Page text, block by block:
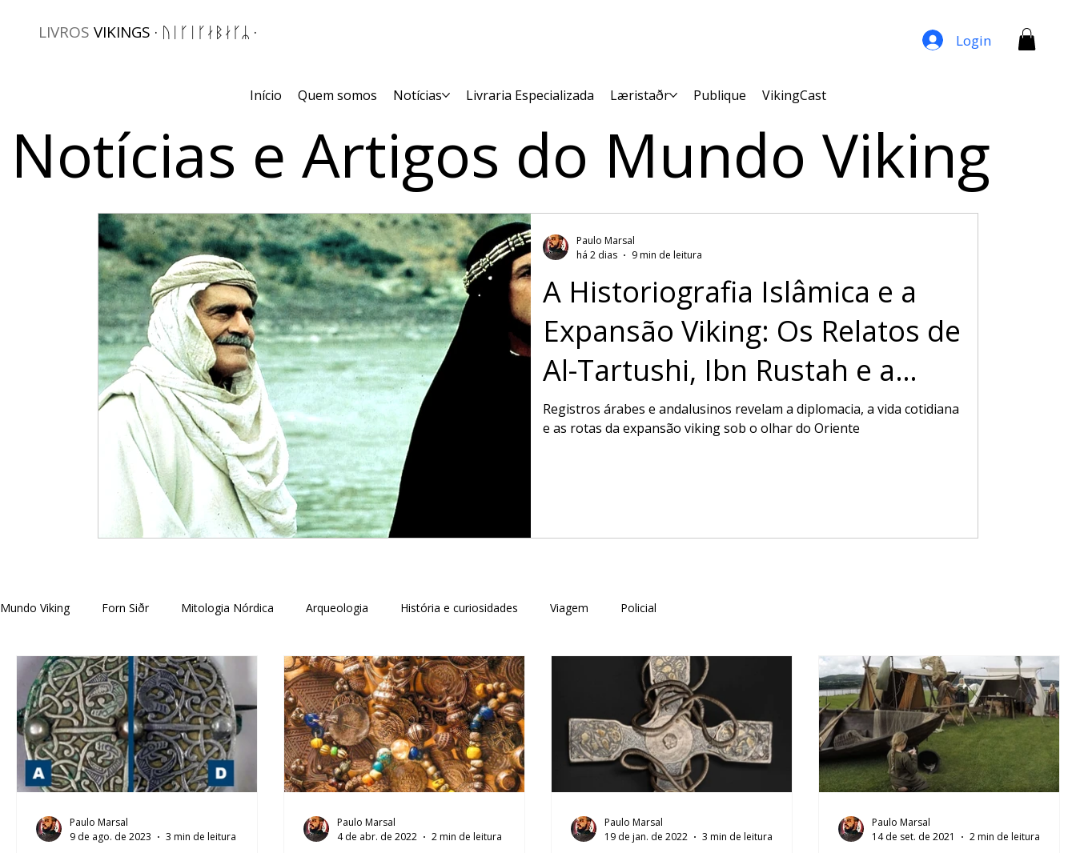
Início Quem somos Notícias Livraria Especializada Læristaðr Publique VikingCast
LIVROS VIKINGS · ᚢᛁᚴᛁᚴᛅᛒᛅᚴᛦ · Login
Notícias e Artigos do Mundo Viking
A Historiografia Islâmica e a
Expansão Viking: Os Relatos de
Al-Tartushi, Ibn Rustah e a
Geografia do Norte
Registros árabes e andalusinos revelam a diplomacia, a vida cotidiana
e as rotas da expansão viking sob o olhar do Oriente
Paulo Marsal
há 2 dias
9 min de leitura
Mundo Viking Forn Siðr Mitologia Nórdica Arqueologia História e curiosidades Viagem Policial
Paulo Marsal
9 de ago. de 2023
3 min de leitura
Paulo Marsal
4 de abr. de 2022
2 min de leitura
Paulo Marsal
19 de jan. de 2022
3 min de leitura
Paulo Marsal
14 de set. de 2021
2 min de leitura